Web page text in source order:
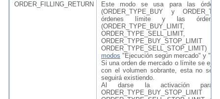
ORDER_FILLING_RETURN
Este modo se usa para las
(ORDER_TYPE_BUY y
órdenes límite y las
(ORDER_TYPE_BUY_LIMIT,
ORDER_TYPE_SELL_LIMIT,
modos "Ejecución según mercado" y
Si una orden de mercado o límite se
con el volumen sobrante, esta no se
seguirá existiendo.
Al darse la activación para